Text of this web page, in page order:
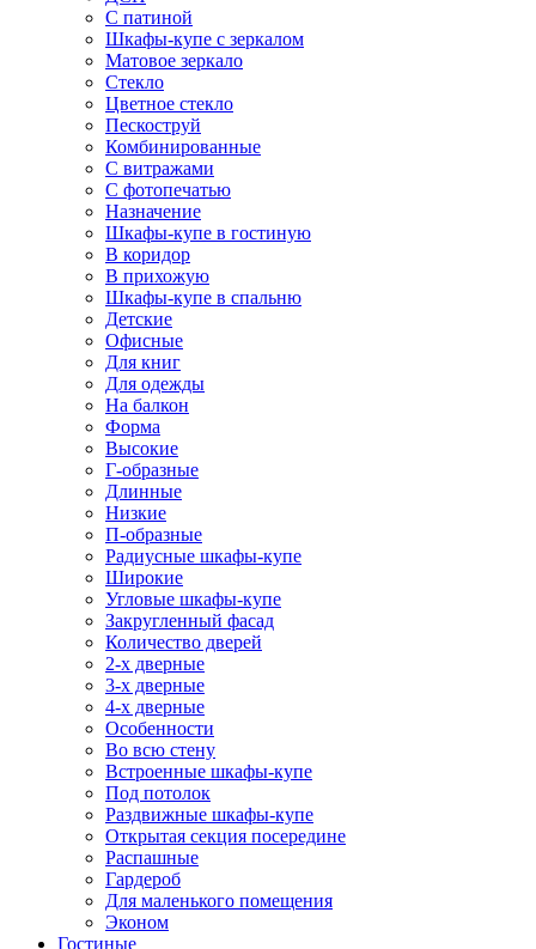
С патиной
Шкафы-купе с зеркалом
Матовое зеркало
Стекло
Цветное стекло
Пескоструй
Комбинированные
С витражами
С фотопечатью
Назначение
Шкафы-купе в гостиную
В коридор
В прихожую
Шкафы-купе в спальню
Детские
Офисные
Для книг
Для одежды
На балкон
Форма
Высокие
Г-образные
Длинные
Низкие
П-образные
Радиусные шкафы-купе
Широкие
Угловые шкафы-купе
Закругленный фасад
Количество дверей
2-х дверные
3-х дверные
4-х дверные
Особенности
Во всю стену
Встроенные шкафы-купе
Под потолок
Раздвижные шкафы-купе
Открытая секция посередине
Распашные
Гардероб
Для маленького помещения
Эконом
Гостиные